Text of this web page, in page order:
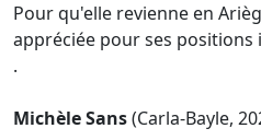
Pour qu'elle revienne en
appréciée pour ses positions
.
Michèle Sans(Carla-Bayle,